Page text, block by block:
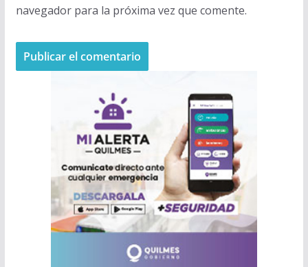
navegador para la próxima vez que comente.